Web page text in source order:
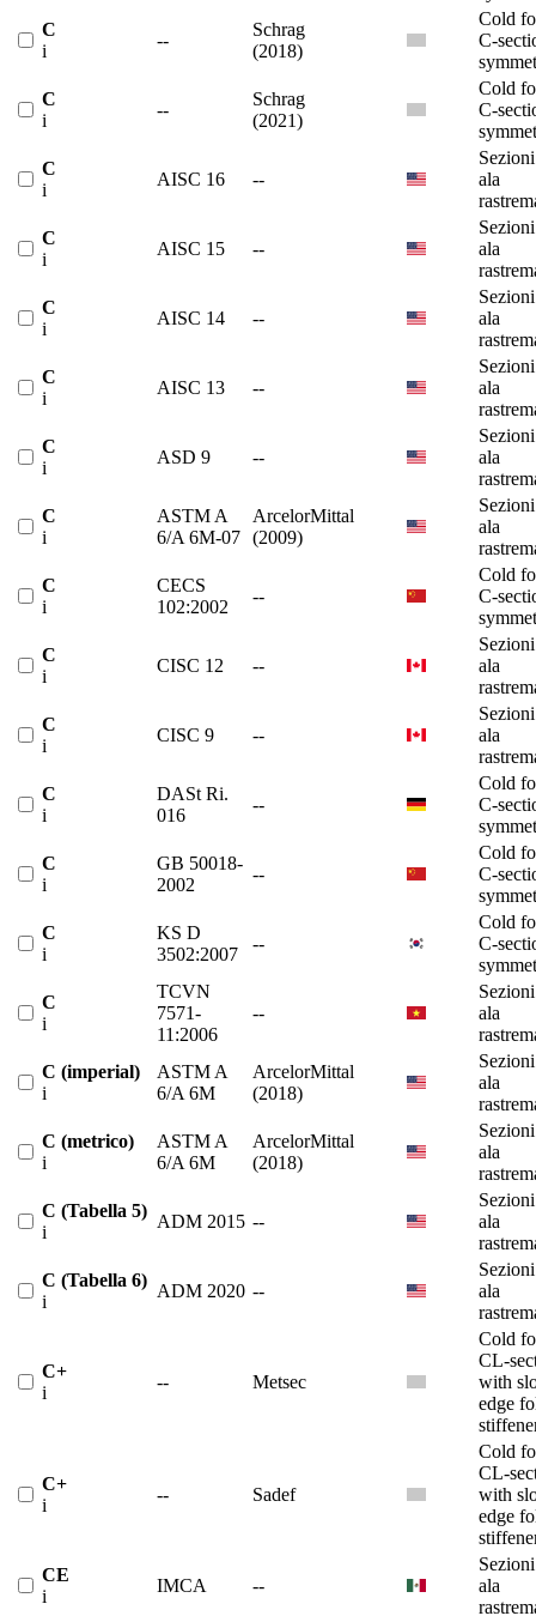
C
i
--
Schrag
(2018)
Cold
C-
C
i
--
Schrag
(2021)
Cold
C-
C
i
AISC 16 --
ala
C
i
AISC 15 --
ala
C
i
AISC 14 --
ala
C
i
AISC 13 --
ala
C
i
ASD 9 --
ala
C
i
ASTM A
6/A 6M-07
ArcelorMittal
(2009)
ala
C
i
CECS
102:2002
--
Cold
C-
C
i
CISC 12 --
ala
C
i
CISC 9 --
ala
C
i
DASt Ri.
016
--
Cold
C-
C
i
GB 50018-
2002
--
Cold
C-
C
i
KS D
3502:2007
--
Cold
C-
C
i
TCVN
7571-
11:2006
--
ala
C (imperial)
i
ASTM A
6/A 6M
ArcelorMittal
(2018)
ala
C (metrico)
i
ASTM A
6/A 6M
ArcelorMittal
(2018)
ala
C (Tabella 5)
i
ADM 2015 --
ala
C (Tabella 6)
i
ADM 2020 --
ala
C+
i
-- Metsec
Cold
CL-
with
edge
C+
i
-- Sadef
Cold
CL-
with
edge
CE
i
IMCA --
ala